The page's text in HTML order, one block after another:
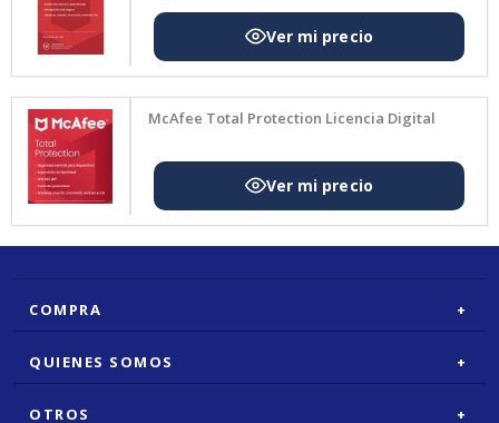
d y
rend
imie
nto
a
solu
cion.
ye
lo
McAfee Total Protection Licencia Digital
COMPRA
QUIENES SOMOS
OTROS